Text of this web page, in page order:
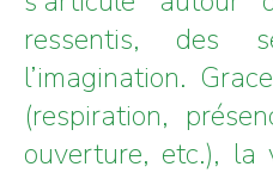
ressentis, des
l’imagination.
(respiration,
ouverture, etc.), la